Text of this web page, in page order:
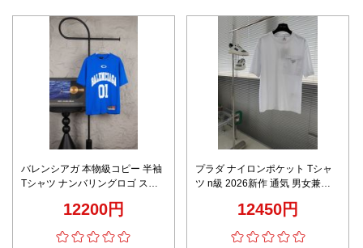
バレンシアガ 本物級コピー 半袖
Tシャツ ナンバリングロゴ スポ
12200円
プラダ ナイロンポケット Tシャ
ツ n級 2026新作 通気 男女兼用
送保証 精密ディテール
12450円